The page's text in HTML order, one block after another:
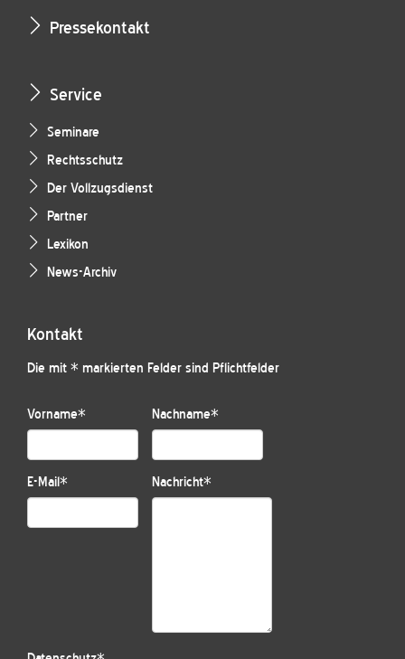
Pressekontakt
Service
Seminare
Rechtsschutz
Der Vollzugsdienst
Partner
Lexikon
News-Archiv
Kontakt
Die mit * markierten Felder sind Pflichtfelder
Vorname* Nachname*
E-Mail* Nachricht*